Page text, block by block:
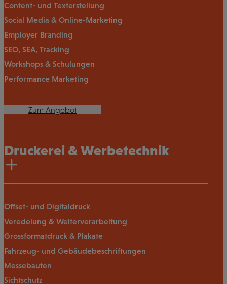
Content- und Texterstellung
Social Media & Online-Marketing
Employer Branding
SEO, SEA, Tracking
Workshops & Schulungen
Performance Marketing
Zum Angebot
Druckerei & Werbetechnik
Offset- und Digitaldruck
Veredelung & Weiterverarbeitung
Grossformatdruck & Plakate
Fahrzeug- und Gebäudebeschriftungen
Messebauten
Sichtschutz